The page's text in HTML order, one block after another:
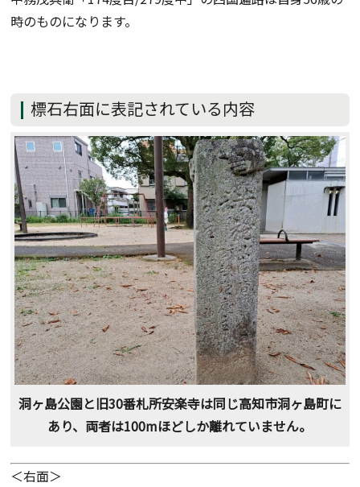
時のものになります。
標石右面に表記されている内容
洞ヶ島公園と旧30番札所安楽寺は同じ高知市洞ヶ島町に
あり、両者は100mほどしか離れていません。
＜右面＞